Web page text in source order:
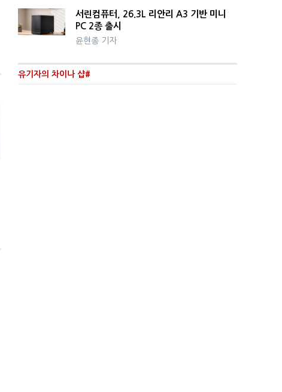
서린컴퓨터, 26.3L 리안리 A3 기반 미니
PC 2종 출시
윤현종 기자
유기자의 차이나 샵#